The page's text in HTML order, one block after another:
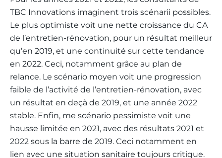
TBC Innovations imaginent trois scénarii possibles.
Le plus optimiste voit une nette croissance du CA
de l’entretien-rénovation, pour un résultat meilleur
qu’en 2019, et une continuité sur cette tendance
en 2022. Ceci, notamment grâce au plan de
relance. Le scénario moyen voit une progression
faible de l’activité de l’entretien-rénovation, avec
un résultat en deçà de 2019, et une année 2022
stable. Enfin, me scénario pessimiste voit une
hausse limitée en 2021, avec des résultats 2021 et
2022 sous la barre de 2019. Ceci notamment en
lien avec une situation sanitaire toujours critique.